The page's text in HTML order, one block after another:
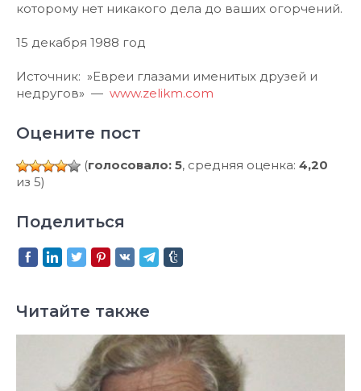
которому нет никакого дела до ваших огорчений.
15 декабря 1988 год
Источник: »Евреи глазами именитых друзей и
недругов» — www.zelikm.com
Оцените пост
(голосовало: 5, средняя оценка: 4,20
из 5)
Поделиться
Читайте также